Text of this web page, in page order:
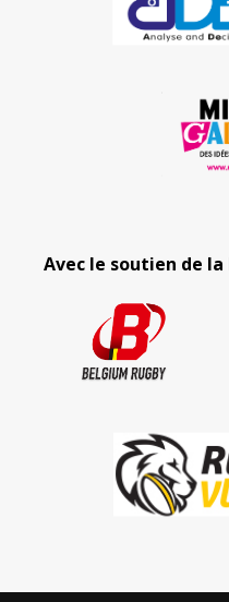
Avec le soutien de